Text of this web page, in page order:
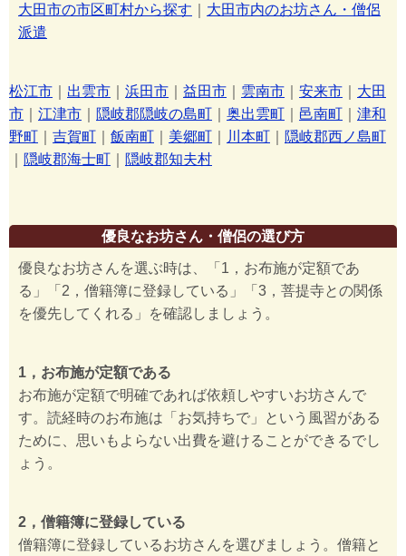
大田市の市区町村から探す
大田市内のお坊さん・僧侶
派遣
松江市 出雲市 浜田市 益田市 雲南市 安来市
大田
市
江津市 隠岐郡隠岐の島町 奥出雲町 邑南町
津和
野町
吉賀町 飯南町 美郷町 川本町
隠岐郡西ノ島町
隠岐郡海士町 隠岐郡知夫村
優良なお坊さん・僧侶の選び方
優良なお坊さんを選ぶ時は、「1，お布施が定額であ
る」「2，僧籍簿に登録している」「3，菩提寺との関係
を優先してくれる」を確認しましょう。
1，お布施が定額である
お布施が定額で明確であれば依頼しやすいお坊さんで
す。読経時のお布施は「お気持ちで」という風習がある
ために、思いもよらない出費を避けることができるでし
ょう。
2，僧籍簿に登録している
僧籍簿に登録しているお坊さんを選びましょう。僧籍と